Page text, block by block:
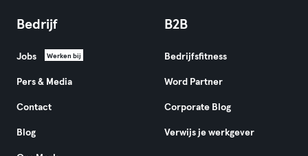
Bedrijf
Jobs Werken bij
Pers & Media
Contact
Blog
B2B
Bedrijfsfitness
Word Partner
Corporate Blog
Verwijs je werkgever